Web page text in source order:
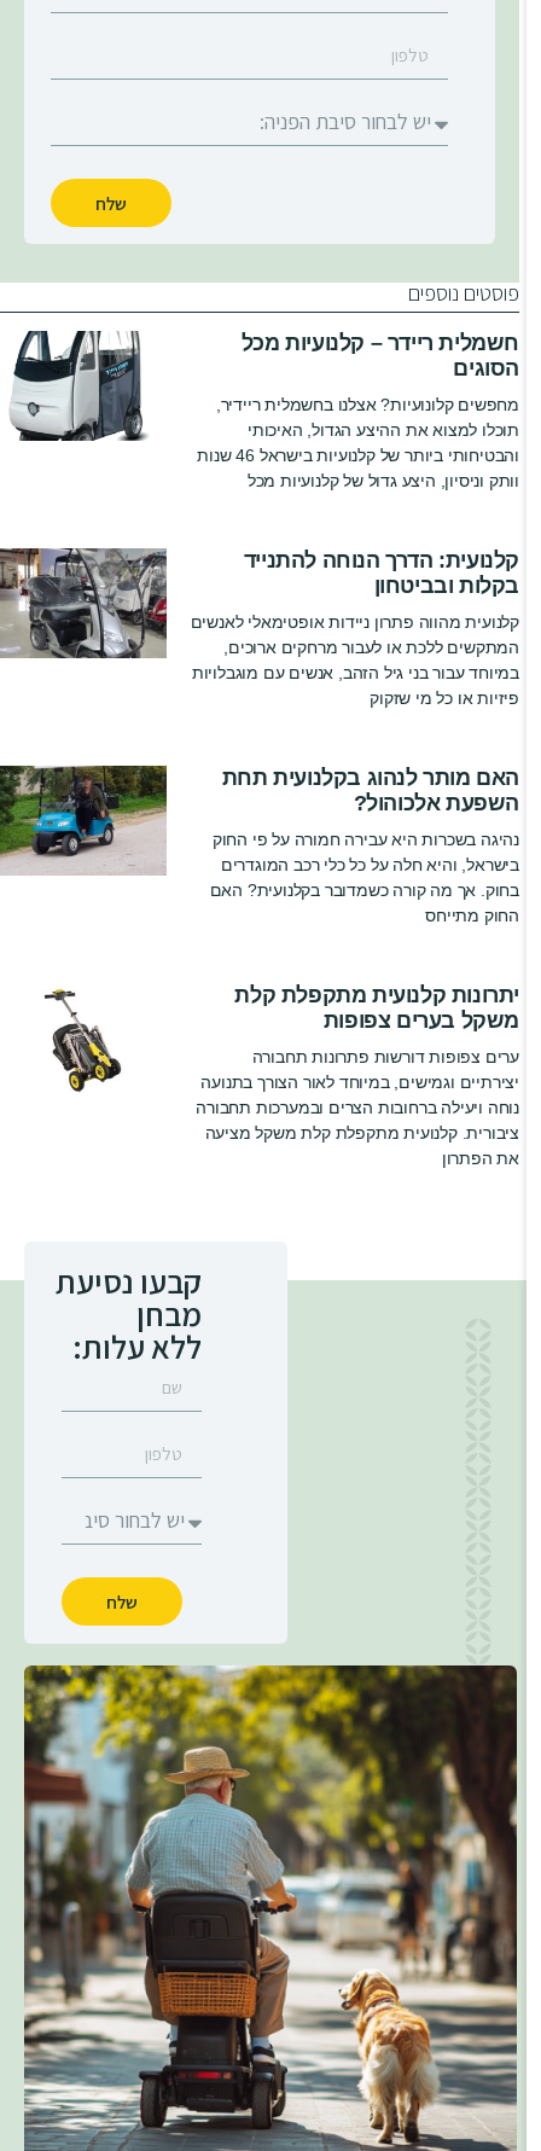
שלח
פוסטים נוספים
חשמלית ריידר – קלנועיות מכל
הסוגים
מחפשים קלונועיות? אצלנו בחשמלית ריידיר,
תוכלו למצוא את ההיצע הגדול, האיכותי
והבטיחותי ביותר של קלנועיות בישראל 46 שנות
וותק וניסיון, היצע גדול של קלנועיות מכל
קלנועית: הדרך הנוחה להתנייד
בקלות ובביטחון
קלנועית מהווה פתרון ניידות אופטימאלי לאנשים
המתקשים ללכת או לעבור מרחקים ארוכים,
במיוחד עבור בני גיל הזהב, אנשים עם מוגבלויות
פיזיות או כל מי שזקוק
האם מותר לנהוג בקלנועית תחת
השפעת אלכוהול?
נהיגה בשכרות היא עבירה חמורה על פי החוק
בישראל, והיא חלה על כל כלי רכב המוגדרים
בחוק. אך מה קורה כשמדובר בקלנועית? האם
החוק מתייחס
יתרונות קלנועית מתקפלת קלת
משקל בערים צפופות
ערים צפופות דורשות פתרונות תחבורה
יצירתיים וגמישים, במיוחד לאור הצורך בתנועה
נוחה ויעילה ברחובות הצרים ובמערכות תחבורה
ציבורית. קלנועית מתקפלת קלת משקל מציעה
את הפתרון
קבעו נסיעת
מבחן
ללא עלות:
שלח